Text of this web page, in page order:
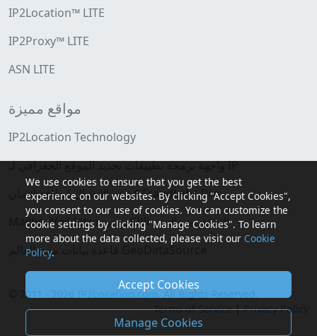
IP2Location™ LITE
IP2Proxy™ LITE
ASN LITE
مواقع مميزة
IP2Location Technology
واجهة برمجة تطبيقات تحديد الموقع الجغرافي لـ IP
كشف الاحتيال لبطاقة ائتمان FraudLabs Pro
MailboxValidator التحقق من البريد الإلكتروني
قاعدة بيانات مدن العالم GeoDataSource
© 2011 - 2026 IP2Location.com
Terms of Service|Privacy Policy
We use cookies to ensure that you get the best
experience on our websites. By clicking "Accept Cookies",
you consent to our use of cookies. You can customize the
cookie settings by clicking "Manage Cookies". To learn
more about the data collected, please visit our Cookie
Policy.
Accept Cookies
Manage Cookies